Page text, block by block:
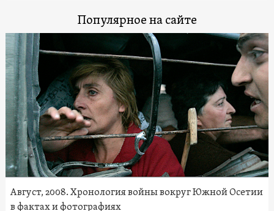
Популярное на сайте
Август, 2008. Хронология войны вокруг Южной Осетии
в фактах и фотографиях